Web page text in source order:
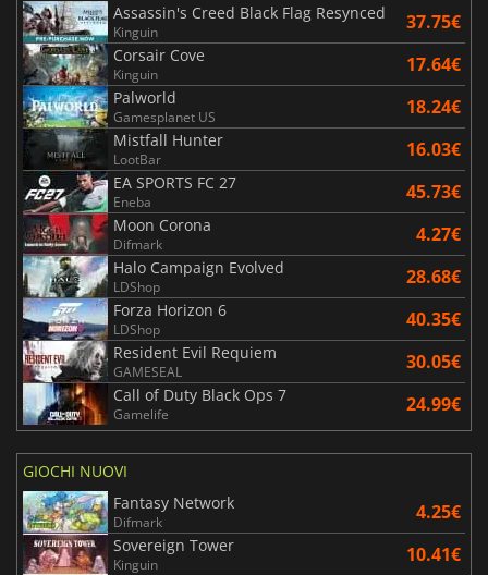
Assassin's Creed Black Flag Resynced
Kinguin 37.75€
Corsair Cove
Kinguin 17.64€
Palworld
Gamesplanet US 18.24€
Mistfall Hunter
LootBar 16.03€
EA SPORTS FC 27
Eneba 45.73€
Moon Corona
Difmark 4.27€
Halo Campaign Evolved
LDShop 28.68€
Forza Horizon 6
LDShop 40.35€
Resident Evil Requiem
GAMESEAL 30.05€
Call of Duty Black Ops 7
Gamelife 24.99€
GIOCHI NUOVI
Fantasy Network
Difmark 4.25€
Sovereign Tower
Kinguin 10.41€